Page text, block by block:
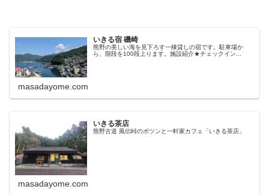
いきる宿 磯崎
熊野の美しい海を見下ろす一棟貸しの宿です。駐車場か
ら、階段を100段上ります。施設紹介★チェックイン...
masadayome.com
いきる茶店
熊野古道 風伝峠のポツンと一軒家カフェ「いきる茶店」
masadayome.com